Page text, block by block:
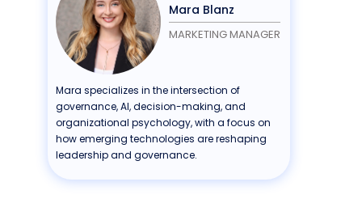
Mara Blanz
MARKETING MANAGER
Mara specializes in the intersection of
governance, AI, decision-making, and
organizational psychology, with a focus on
how emerging technologies are reshaping
leadership and governance.